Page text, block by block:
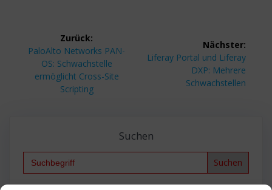
Beitragsnavigation
Zurück:
Vorheriger
Beitrag:
PaloAlto Networks PAN-
OS: Schwachstelle
ermöglicht Cross-Site
Scripting
Nächster:
Nächster
Liferay Portal und Liferay
DXP: Mehrere
Schwachstellen
Suchen
Search